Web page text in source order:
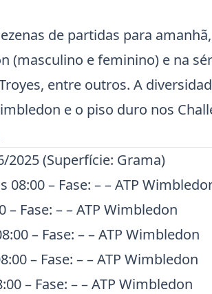
de partidas para
(masculino e feminino) e na
, entre outros. A
e o piso duro nos
2025 (Superfície: Grama)
– Fase: – – ATP
Fase: – – ATP Wimbledon
– Fase: – – ATP Wimbledon
– Fase: – – ATP Wimbledon
– Fase: – – ATP Wimbledon